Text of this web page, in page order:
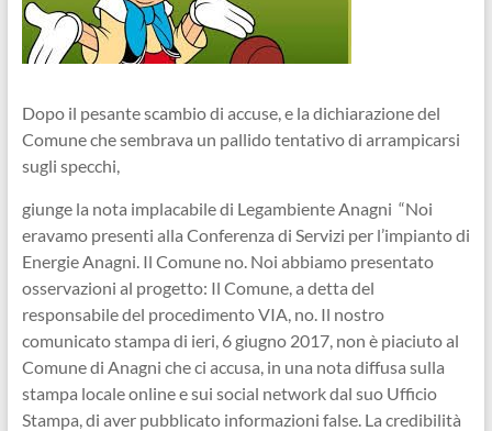
Dopo il pesante scambio di accuse, e la dichiarazione del
Comune che sembrava un pallido tentativo di arrampicarsi
sugli specchi,
giunge la nota implacabile di Legambiente Anagni “Noi
eravamo presenti alla Conferenza di Servizi per l’impianto di
Energie Anagni. Il Comune no. Noi abbiamo presentato
osservazioni al progetto: Il Comune, a detta del
responsabile del procedimento VIA, no. Il nostro
comunicato stampa di ieri, 6 giugno 2017, non è piaciuto al
Comune di Anagni che ci accusa, in una nota diffusa sulla
stampa locale online e sui social network dal suo Ufficio
Stampa, di aver pubblicato informazioni false. La credibilità